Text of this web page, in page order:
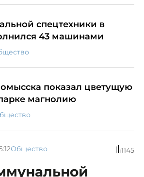
спецтехники в
43 машинами
показал цветущую
магнолию
Общество 1145